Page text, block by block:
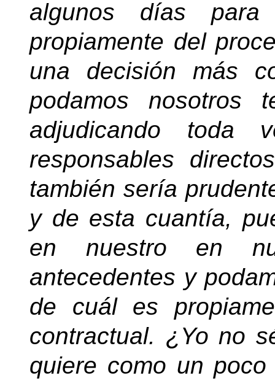
algunos días
propiamente del
una decisión más
podamos nosotros
adjudicando
responsables
también sería
y de esta cuantía,
en nuestro en
antecedentes y
de cuál es
contractual. ¿Yo no
quiere como un